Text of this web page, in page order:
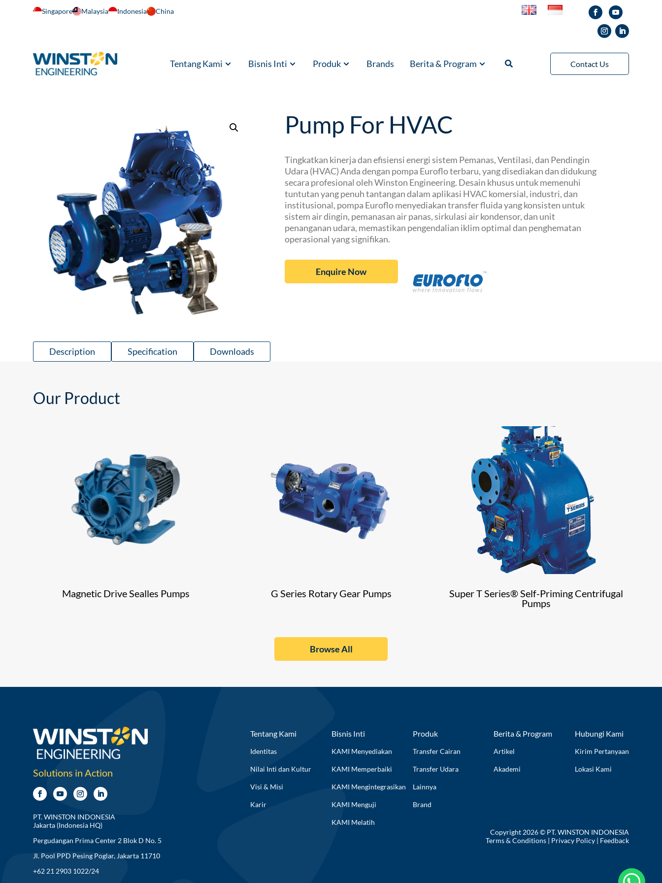
Singapore Malaysia Indonesia China
Tentang Kami Bisnis Inti Produk Brands Berita & Program Contact Us
Pump For HVAC
Tingkatkan kinerja dan efisiensi energi sistem Pemanas, Ventilasi, dan Pendingin
Udara (HVAC) Anda dengan pompa Euroflo terbaru, yang disediakan dan didukung
secara profesional oleh Winston Engineering. Desain khusus untuk memenuhi
tuntutan yang penuh tantangan dalam aplikasi HVAC komersial, industri, dan
institusional, pompa Euroflo menyediakan transfer fluida yang konsisten untuk
sistem air dingin, pemanasan air panas, sirkulasi air kondensor, dan unit
penanganan udara, memastikan pengendalian iklim optimal dan penghematan
operasional yang signifikan.
Enquire Now
Description Specification Downloads
Our Product
Magnetic Drive Sealles Pumps G Series Rotary Gear Pumps
Super T Series® Self-Priming Centrifugal
Pumps
Browse All
Solutions in Action
PT. WINSTON INDONESIA
Jakarta (Indonesia HQ)
Pergudangan Prima Center 2 Blok D No. 5
Jl. Pool PPD Pesing Poglar, Jakarta 11710
+62 21 2903 1022/24
Tentang Kami
Identitas
Nilai Inti dan Kultur
Visi & Misi
Karir
Bisnis Inti
KAMI Menyediakan
KAMI Memperbaiki
KAMI Mengintegrasikan
KAMI Menguji
KAMI Melatih
Produk
Transfer Cairan
Transfer Udara
Lainnya
Brand
Berita & Program
Artikel
Akademi
Hubungi Kami
Kirim Pertanyaan
Lokasi Kami
Copyright 2026 © PT. WINSTON INDONESIA
Terms & Conditions| Privacy Policy| Feedback